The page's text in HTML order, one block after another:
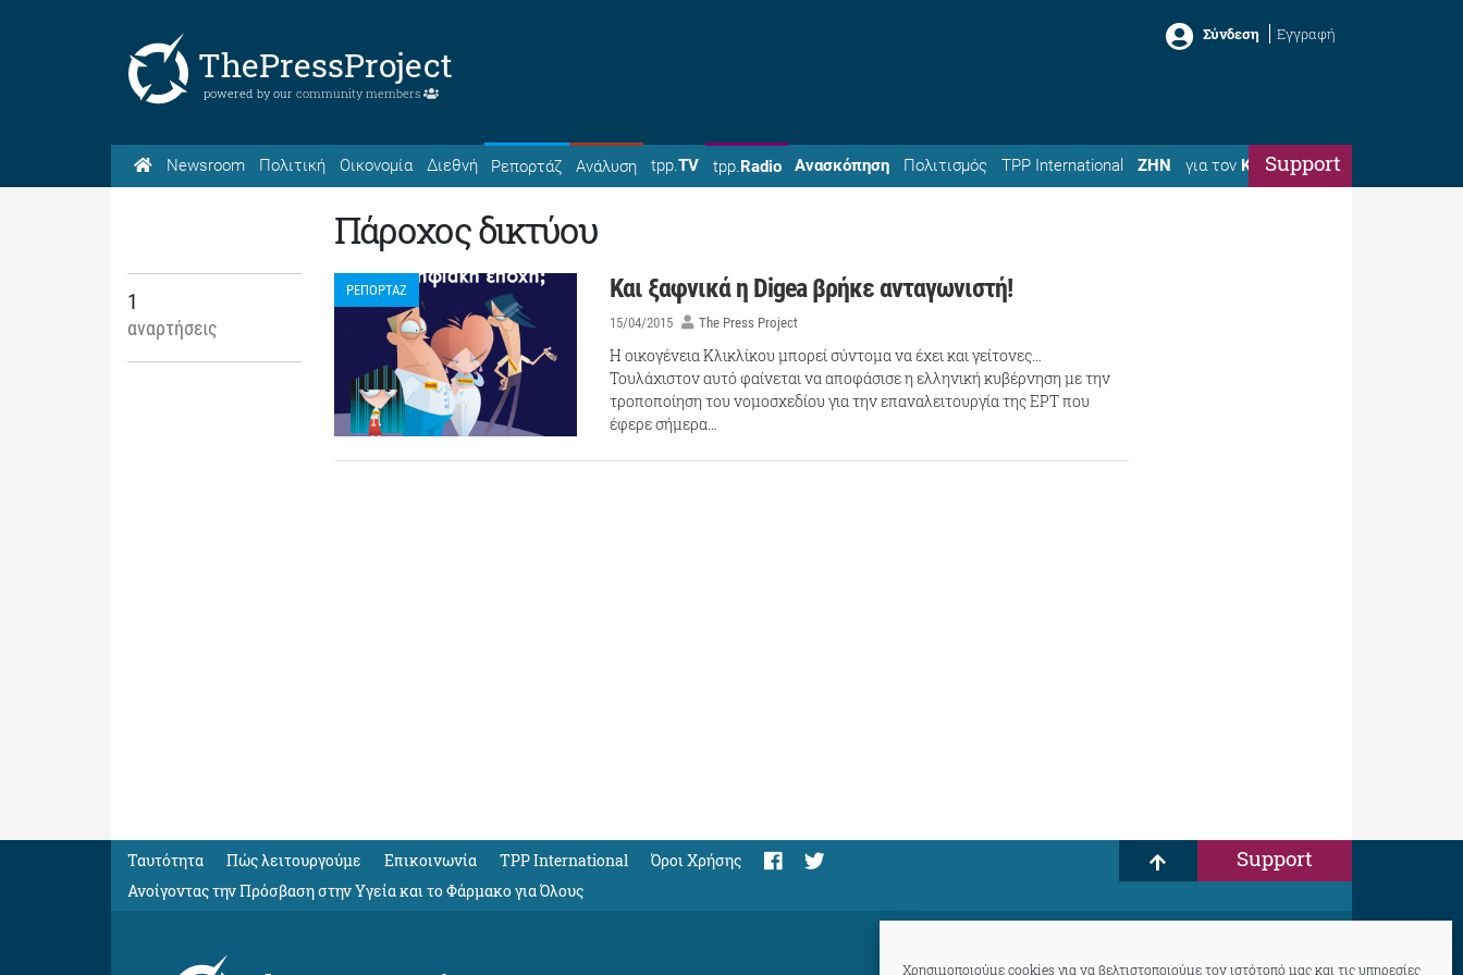
Χρησιμοποιούμε cookies για να βελτιστοποιούμε τον ιστότοπό μας και τις υπηρεσίες
ThePressProject
powered by our community members
Σύνδεση Εγγραφή
Newsroom Πολιτική Οικονομία Διεθνή Ρεπορτάζ Ανάλυση tpp.TV tpp.Radio Ανασκόπηση Πολιτισμός TPP International ΖΗΝ για τον ΚώσταSupport
Πάροχος δικτύου
1
αναρτήσεις
ΡΕΠΟΡΤΑΖ Και ξαφνικά η Digea βρήκε ανταγωνιστή!
15/04/2015 The Press Project
Η οικογένεια Κλικλίκου μπορεί σύντομα να έχει και γείτονες…
Τουλάχιστον αυτό φαίνεται να αποφάσισε η ελληνική κυβέρνηση με την
τροποποίηση του νομοσχεδίου για την επαναλειτουργία της ΕΡΤ που
έφερε σήμερα…
Ταυτότητα Πώς λειτουργούμε Eπικοινωνία TPP International
Όροι Χρήσης
Ανοίγοντας την Πρόσβαση στην Υγεία και το Φάρμακο για Όλους
Support